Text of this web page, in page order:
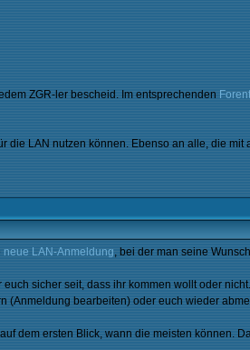
ZGR-ler bescheid. Im entsprechenden
LAN nutzen können. Ebenso an alle, die mit
neue LAN-Anmeldung, bei der man seine
sicher seit, dass ihr kommen wollt oder
(Anmeldung bearbeiten) oder euch wieder
dem ersten Blick, wann die meisten können.